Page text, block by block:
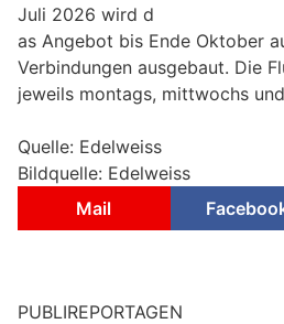
Juli 2026 wird d
as Angebot bis Ende Oktober
Verbindungen ausgebaut. Die
jeweils montags, mittwochs
Quelle: Edelweiss
Bildquelle: Edelweiss
Mail
PUBLIREPORTAGEN